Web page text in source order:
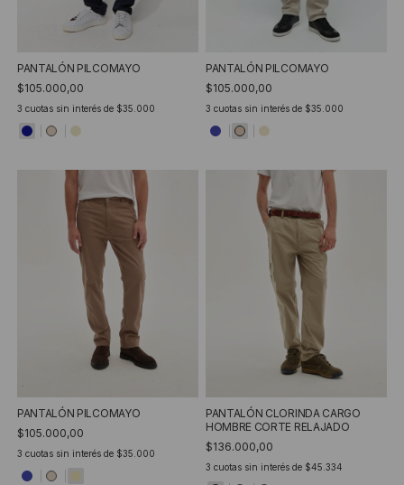
PANTALÓN PILCOMAYO
$105.000,00
3 cuotas sin interés de $35.000
PANTALÓN PILCOMAYO
$105.000,00
3 cuotas sin interés de $35.000
PANTALÓN PILCOMAYO
$105.000,00
3 cuotas sin interés de $35.000
PANTALÓN CLORINDA CARGO
HOMBRE CORTE RELAJADO
$136.000,00
3 cuotas sin interés de $45.334